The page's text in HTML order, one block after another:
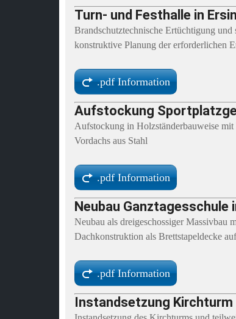
Turn- und Festhalle in
Brandschutztechnische Ertüchtigung
konstruktive Planung der erforderlichen
.pdf Information
Aufstockung
Aufstockung in Holzständerbauweise
Vordachs aus Stahl
.pdf Information
Neubau Ganztagesschule
Neubau als dreigeschossiger Massivbau
Dachkonstruktion als Brettstapeldecke
.pdf Information
Instandsetzung Kirchturm